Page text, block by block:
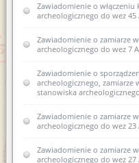
Zawiadomienie o
archeologicznego do wez 45
Zawiadomienie o zamiarze
archeologicznego do wez 7
Zawiadomienie o
archeologicznego, zamiarze
stanowiska
Zawiadomienie o zamiarze
archeologicznego do wez 23
Zawiadomienie o zamiarze
archeologicznego do wez 27